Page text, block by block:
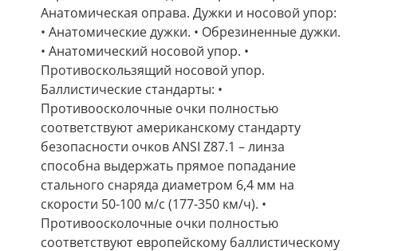
Анатомическая оправа. Дужки и носовой упор:
• Анатомические дужки. • Обрезиненные дужки.
• Анатомический носовой упор. •
Противоскользящий носовой упор.
Баллистические стандарты: •
Противоосколочные очки полностью
соответствуют американскому стандарту
безопасности очков ANSI Z87.1 – линза
способна выдержать прямое попадание
стального снаряда диаметром 6,4 мм на
скорости 50-100 м/с (177-350 км/ч). •
Противоосколочные очки полностью
соответствуют европейскому баллистическому